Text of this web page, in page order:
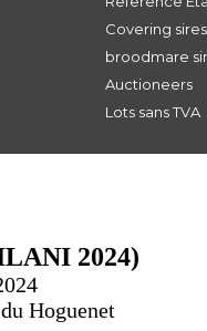
Covering
broodmare
Auctioneers
Lots sans TVA
2024)
Hoguenet